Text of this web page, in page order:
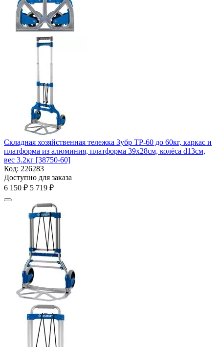
Складная хозяйственная тележка Зубр ТР-60 до 60кг, каркас и
платформа из алюминия, платформа 39х28см, колёса d13см,
вес 3.2кг [38750-60]
Код: 226283
Доступно для заказа
6 150 ₽ 5 719 ₽